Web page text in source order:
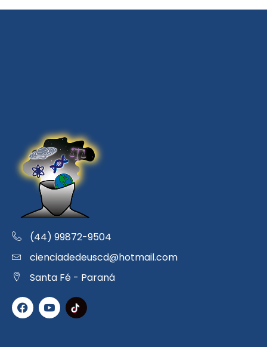
(44) 99872-9504
cienciadedeuscd@hotmail.com
Santa Fé - Paraná